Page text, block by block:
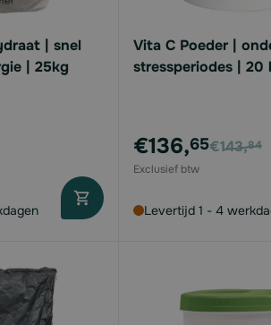
| snel
| 25kg
Vita C Poeder |
stressperiodes | 20
Voor
€136,65€143,84
Levertijd 1 - 4